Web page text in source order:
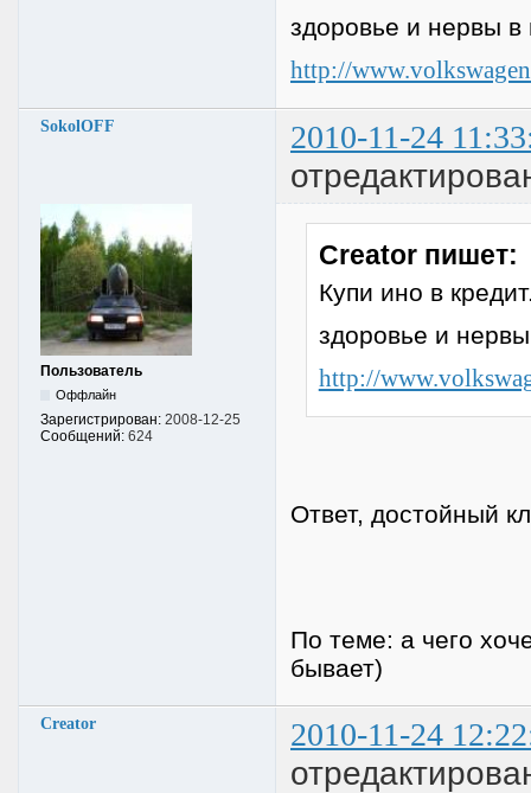
здоровье и нервы в
http://
SokolOFF 2010-11-24
Пользователь
Оффлайн
Зарегистрирован: 2008-12-25
Сообщений: 624
Creator пишет:
Купи ино в
здоровье и
http://
Ответ, достойный
По теме: а чего
бывает)
Creator 2010-11-24